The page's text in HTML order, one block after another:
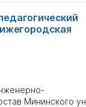
Мининского